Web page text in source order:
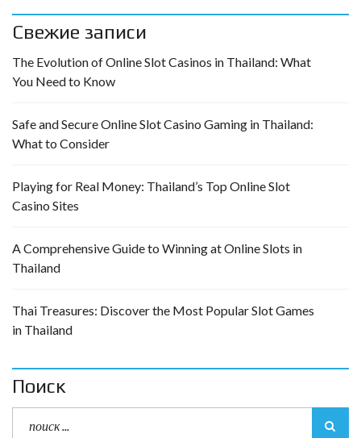
Свежие записи
The Evolution of Online Slot Casinos in Thailand: What
You Need to Know
Safe and Secure Online Slot Casino Gaming in Thailand:
What to Consider
Playing for Real Money: Thailand’s Top Online Slot
Casino Sites
A Comprehensive Guide to Winning at Online Slots in
Thailand
Thai Treasures: Discover the Most Popular Slot Games
in Thailand
Поиск